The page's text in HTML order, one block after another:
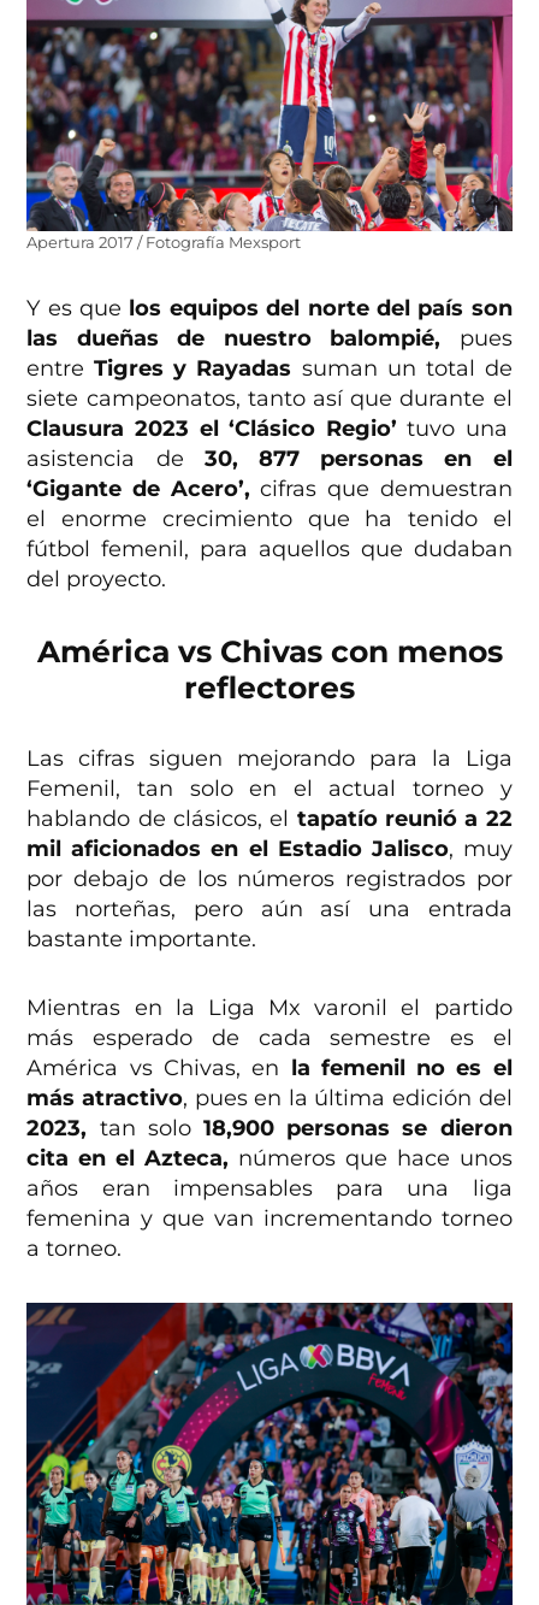
Apertura 2017 / Fotografía Mexsport
Y es que los equipos del norte del país son
las dueñas de nuestro balompié, pues
entreTigres y Rayadas suman un total de
siete campeonatos, tanto así que durante el
Clausura 2023 el ‘Clásico Regio’ tuvo una
asistencia de 30, 877 personas en el
‘Gigante de Acero’, cifras que demuestran
el enorme crecimiento que ha tenido el
fútbol femenil, para aquellos que dudaban
del proyecto.
América vs Chivas con menos
reflectores
Las cifras siguen mejorando para la Liga
Femenil, tan solo en el actual torneo y
hablando de clásicos, el tapatío reunió a 22
mil aficionados en el Estadio Jalisco, muy
por debajo de los números registrados por
las norteñas, pero aún así una entrada
bastante importante.
Mientras en la Liga Mx varonil el partido
más esperado de cada semestre es el
América vs Chivas, en la femenil no es el
más atractivo, pues en la última edición del
2023, tan solo 18,900 personas se dieron
cita en el Azteca, números que hace unos
años eran impensables para una liga
femenina y que van incrementando torneo
a torneo.